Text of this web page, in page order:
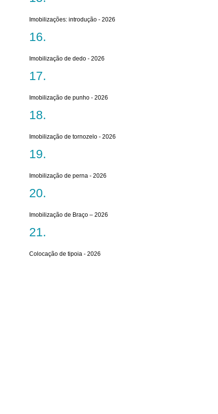
Imobilizações: introdução - 2026
Imobilização de dedo - 2026
Imobilização de punho - 2026
Imobilização de tornozelo - 2026
Imobilização de perna - 2026
Imobilização de Braço – 2026
Colocação de tipoia - 2026